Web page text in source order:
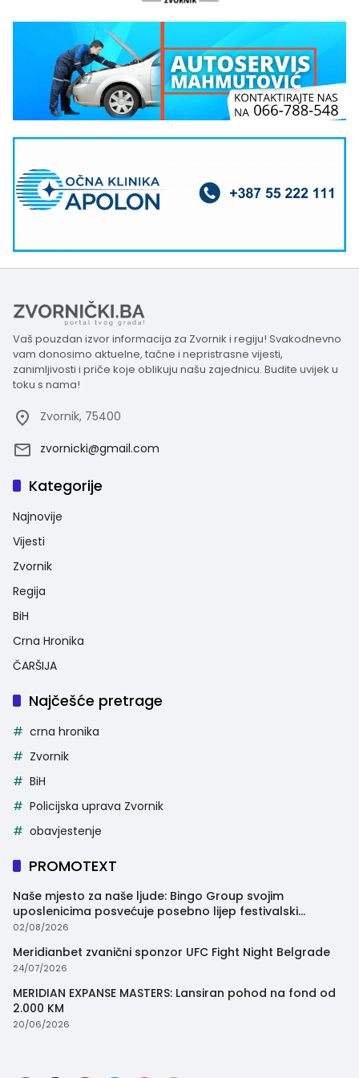
Vaš pouzdan izvor informacija za Zvornik i regiju! Svakodnevno
vam donosimo aktuelne, tačne i nepristrasne vijesti,
zanimljivosti i priče koje oblikuju našu zajednicu. Budite uvijek u
toku s nama!
Zvornik, 75400
zvornicki@gmail.com
Kategorije
Najnovije
Vijesti
Zvornik
Regija
BiH
Crna Hronika
ČARŠIJA
Najčešće pretrage
crna hronika
Zvornik
BiH
Policijska uprava Zvornik
obavjestenje
PROMOTEXT
Naše mjesto za naše ljude: Bingo Group svojim
uposlenicima posvećuje posebno lijep festivalski
trenutak
02/08/2026
Meridianbet zvanični sponzor UFC Fight Night Belgrade
24/07/2026
MERIDIAN EXPANSE MASTERS: Lansiran pohod na fond od
2.000 KM
20/06/2026